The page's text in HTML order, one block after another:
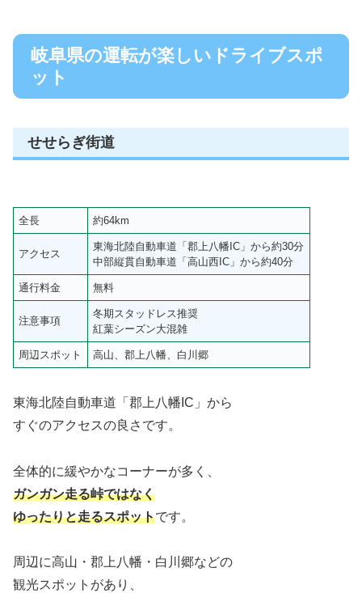
岐阜県の運転が楽しいドライブスポ
ット
せせらぎ街道
全長 約64km
アクセス
東海北陸自動車道「郡上八幡IC」から約30分
中部縦貫自動車道「高山西IC」から約40分
通行料金 無料
注意事項
冬期スタッドレス推奨
紅葉シーズン大混雑
周辺スポット 高山、郡上八幡、白川郷
東海北陸自動車道「郡上八幡IC」から
すぐのアクセスの良さです。
全体的に緩やかなコーナーが多く、
ガンガン走る峠ではなく
ゆったりと走るスポットです。
周辺に高山・郡上八幡・白川郷などの
観光スポットがあり、